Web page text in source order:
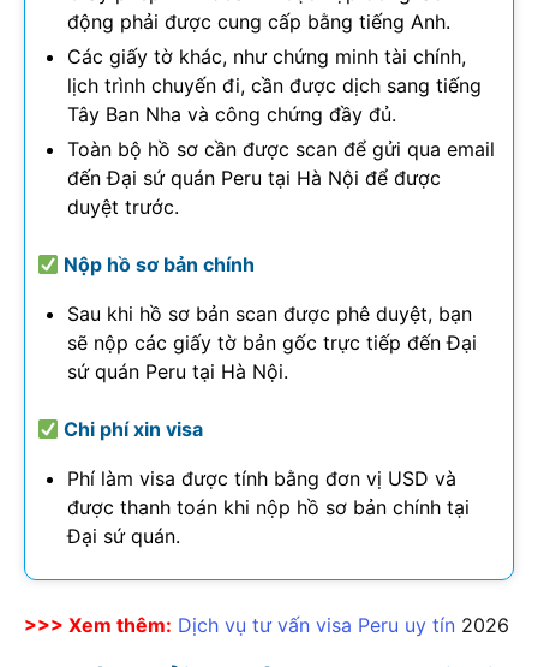
động phải được cung cấp bằng tiếng Anh.
Các giấy tờ khác, như chứng minh tài chính,
lịch trình chuyến đi, cần được dịch sang tiếng
Tây Ban Nha và công chứng đầy đủ.
Toàn bộ hồ sơ cần được scan để gửi qua email
đến Đại sứ quán Peru tại Hà Nội để được
duyệt trước.
Nộp hồ sơ bản chính
Sau khi hồ sơ bản scan được phê duyệt, bạn
sẽ nộp các giấy tờ bản gốc trực tiếp đến Đại
sứ quán Peru tại Hà Nội.
Chi phí xin visa
Phí làm visa được tính bằng đơn vị USD và
được thanh toán khi nộp hồ sơ bản chính tại
Đại sứ quán.
>>> Xem thêm: Dịch vụ tư vấn visa Peru uy tín 2026